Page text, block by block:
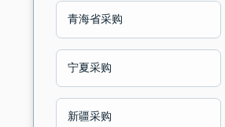
青海省采购
宁夏采购
新疆采购